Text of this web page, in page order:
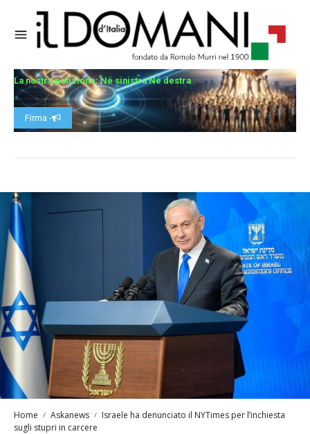
La nostra petizione: Né sinistra Né destra
Firma -
Home Askanews
Israele ha denunciato il NYTimes per l’inchiesta
sugli stupri in carcere